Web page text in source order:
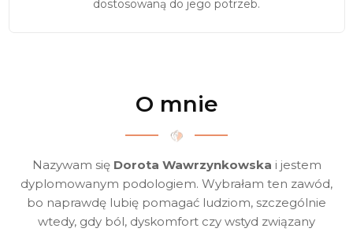
dostosowaną do jego potrzeb.
O mnie
Nazywam się Dorota Wawrzynkowska i jestem
dyplomowanym podologiem. Wybrałam ten zawód,
bo naprawdę lubię pomagać ludziom, szczególnie
wtedy, gdy ból, dyskomfort czy wstyd związany